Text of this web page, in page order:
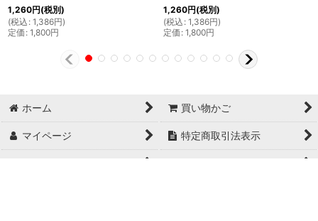
1,260円(税別)
(税込 : 1,386円)
定価 : 1,800円
1,260円(税別)
(税込 : 1,386円)
定価 : 1,800円
ホーム 買い物かご
マイページ 特定商取引法表示